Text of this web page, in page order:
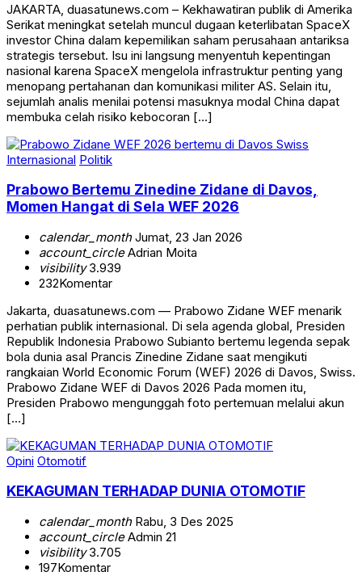
JAKARTA, duasatunews.com – Kekhawatiran publik di Amerika
Serikat meningkat setelah muncul dugaan keterlibatan SpaceX
investor China dalam kepemilikan saham perusahaan antariksa
strategis tersebut. Isu ini langsung menyentuh kepentingan
nasional karena SpaceX mengelola infrastruktur penting yang
menopang pertahanan dan komunikasi militer AS. Selain itu,
sejumlah analis menilai potensi masuknya modal China dapat
membuka celah risiko kebocoran […]
Internasional Politik
Prabowo Bertemu Zinedine Zidane di Davos,
Momen Hangat di Sela WEF 2026
calendar_monthJumat, 23 Jan 2026
account_circleAdrian Moita
visibility3.939
232Komentar
Jakarta, duasatunews.com — Prabowo Zidane WEF menarik
perhatian publik internasional. Di sela agenda global, Presiden
Republik Indonesia Prabowo Subianto bertemu legenda sepak
bola dunia asal Prancis Zinedine Zidane saat mengikuti
rangkaian World Economic Forum (WEF) 2026 di Davos, Swiss.
Prabowo Zidane WEF di Davos 2026 Pada momen itu,
Presiden Prabowo mengunggah foto pertemuan melalui akun
[…]
Opini Otomotif
KEKAGUMAN TERHADAP DUNIA OTOMOTIF
calendar_monthRabu, 3 Des 2025
account_circleAdmin 21
visibility3.705
197Komentar